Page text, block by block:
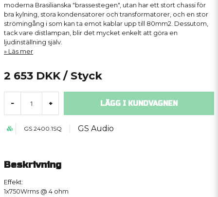
moderna Brasilianska "brassestegen", utan har ett stort chassi för
bra kylning, stora kondensatorer och transformatorer, och en stor
strömingång i som kan ta emot kablar upp till 80mm2. Dessutom,
tack vare distlampan, blir det mycket enkelt att göra en
ljudinställning själv.
Läs mer
2 653 DKK / Styck
- + LÄGG I KUNDVAGNEN
GS 2400.1SQ GS Audio
Beskrivning
Effekt:
1x750Wrms @ 4 ohm